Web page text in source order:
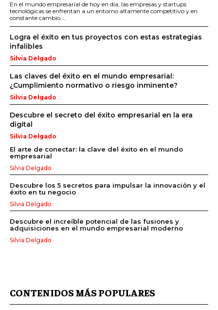
En el mundo empresarial de hoy en día, las empresas y startups
tecnológicas se enfrentan a un entorno altamente competitivo y en
constante cambio....
Logra el éxito en tus proyectos con estas estrategias
infalibles
Silvia Delgado
Las claves del éxito en el mundo empresarial:
¿Cumplimiento normativo o riesgo inminente?
Silvia Delgado
Descubre el secreto del éxito empresarial en la era
digital
Silvia Delgado
El arte de conectar: la clave del éxito en el mundo
empresarial
Silvia Delgado
Descubre los 5 secretos para impulsar la innovación y el
éxito en tu negocio
Silvia Delgado
Descubre el increíble potencial de las fusiones y
adquisiciones en el mundo empresarial moderno
Silvia Delgado
CONTENIDOS MÁS POPULARES